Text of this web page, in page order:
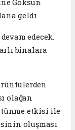
Göksun
geldi.
edecek.
binalara
olağan
etkisi ile
oluşması